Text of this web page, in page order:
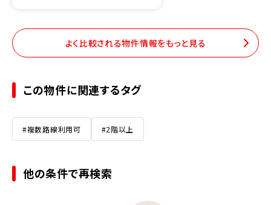
よく比較される物件情報をもっと見る
この物件に関連するタグ
#複数路線利用可 #2階以上
他の条件で再検索